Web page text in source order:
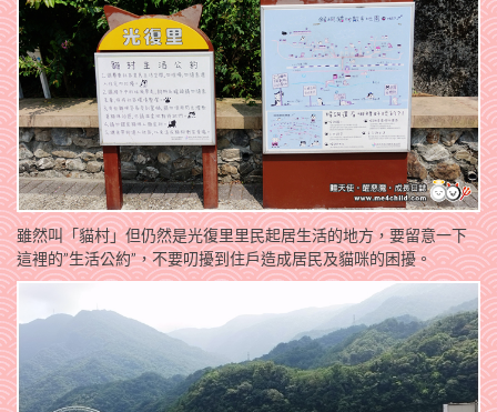
雖然叫「貓村」但仍然是光復里里民起居生活的地方，要留意一下
這裡的”生活公約”，不要叨擾到住戶造成居民及貓咪的困擾。